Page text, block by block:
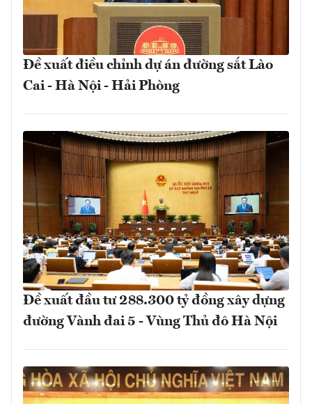
Đề xuất điều chỉnh dự án đường sắt Lào
Cai - Hà Nội - Hải Phòng
Đề xuất đầu tư 288.300 tỷ đồng xây dựng
đường Vành đai 5 - Vùng Thủ đô Hà Nội